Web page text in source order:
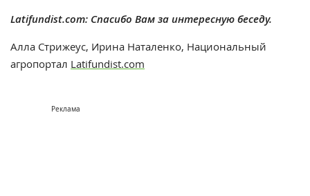
Latifundist.com: Спасибо Вам за интересную беседу.
Алла Стрижеус, Ирина Наталенко, Национальный
агропортал Latifundist.com
Реклама